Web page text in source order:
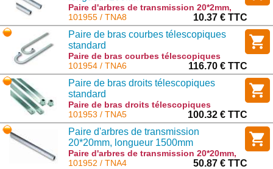
Paire d'arbres de transmission 20*2mm,
longueur 200mm : TNA8
101955 / TNA8
10.37 € TTC
Paire de bras courbes télescopiques
standard
Paire de bras courbes télescopiques
standard : TNA6
101954 / TNA6
116.70 € TTC
Paire de bras droits télescopiques
standard
Paire de bras droits télescopiques
standard : TNA5
101953 / TNA5
100.32 € TTC
Paire d'arbres de transmission
20*20mm, longueur 1500mm
Paire d'arbres de transmission 20*20mm,
longueur 1500mm : TNA4
101952 / TNA4
50.87 € TTC